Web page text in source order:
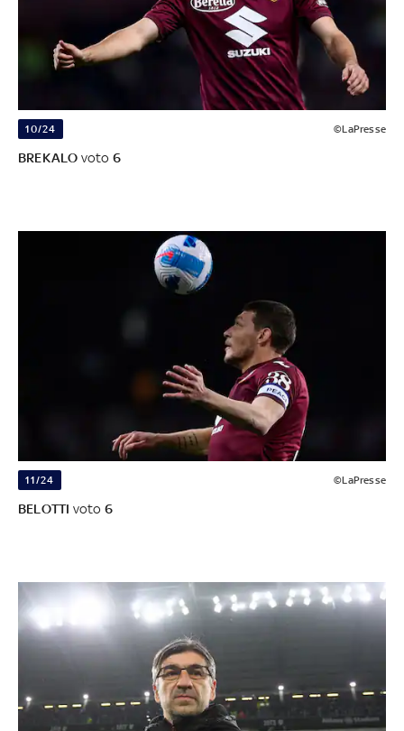
10/24 ©LaPresse
BREKALO voto 6
11/24 ©LaPresse
BELOTTI voto 6